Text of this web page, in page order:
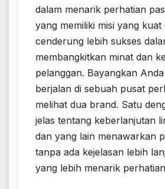
dalam menarik perhatian
yang memiliki misi yang
cenderung lebih sukses
membangkitkan minat dan
pelanggan. Bayangkan
berjalan di sebuah pusat
melihat dua brand. Satu
jelas tentang keberlanjutan
dan yang lain menawarkan
tanpa ada kejelasan lebih
yang lebih menarik